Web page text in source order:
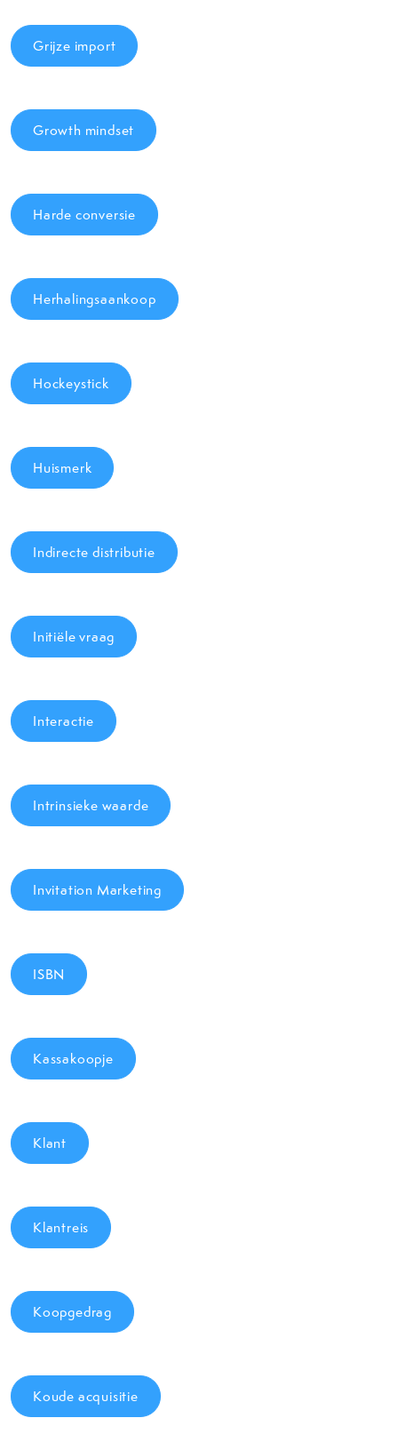
Grijze import
Growth mindset
Harde conversie
Herhalingsaankoop
Hockeystick
Huismerk
Indirecte distributie
Initiële vraag
Interactie
Intrinsieke waarde
Invitation Marketing
ISBN
Kassakoopje
Klant
Klantreis
Koopgedrag
Koude acquisitie